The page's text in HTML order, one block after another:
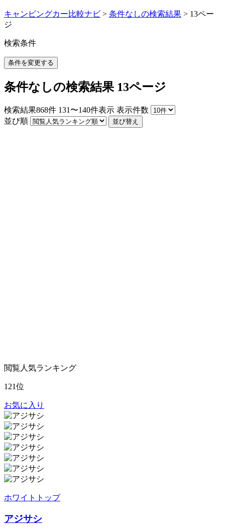
キャンピングカー比較ナビ > 条件なしの検索結果 > 13ペー
ジ
検索条件
条件を変更する
条件なしの検索結果 13ページ
検索結果868件 131〜140件表示 表示件数
並び順
並び替え
閲覧人気ランキング
121位
お気に入り
ホワイトトップ
アジサシ